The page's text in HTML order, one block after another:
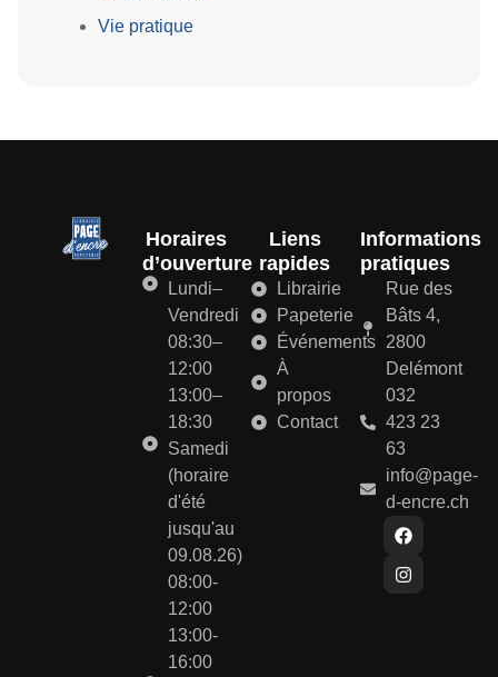
Vie pratique
Horaires
d’ouverture
Lundi–
Vendredi
08:30–
12:00
13:00–
18:30
Samedi
(horaire
d'été
jusqu'au
09.08.26)
08:00-
12:00
13:00-
16:00
Liens
rapides
Librairie
Papeterie
Événements
À
propos
Contact
Informations
pratiques
Rue des
Bâts 4,
2800
Delémont
032
423 23
63
info@page-
d-encre.ch